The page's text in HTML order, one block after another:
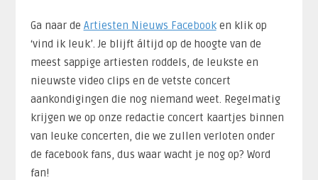
Ga naar de Artiesten Nieuws Facebooken klik op
‘vind ik leuk’. Je blijft áltijd op de hoogte van de
meest sappige artiesten roddels, de leukste en
nieuwste video clips en de vetste concert
aankondigingen die nog niemand weet. Regelmatig
krijgen we op onze redactie concert kaartjes binnen
van leuke concerten, die we zullen verloten onder
de facebook fans, dus waar wacht je nog op? Word
fan!